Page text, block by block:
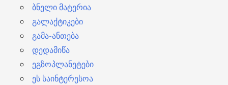
ბნელი მატერია
გალაქტიკები
გამა-ანთება
დედამიწა
ეგზოპლანეტები
ეს საინტერესოა